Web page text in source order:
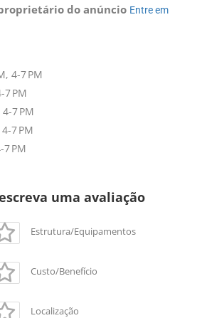
do anúncio Entre em
4-7 PM
7 PM
7 PM
7 PM
PM
uma avaliação
Estrutura/Equipamentos
Custo/Benefício
Localização